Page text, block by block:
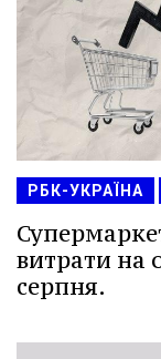
РБК-УКРАЇНА
витрати на
серпня.